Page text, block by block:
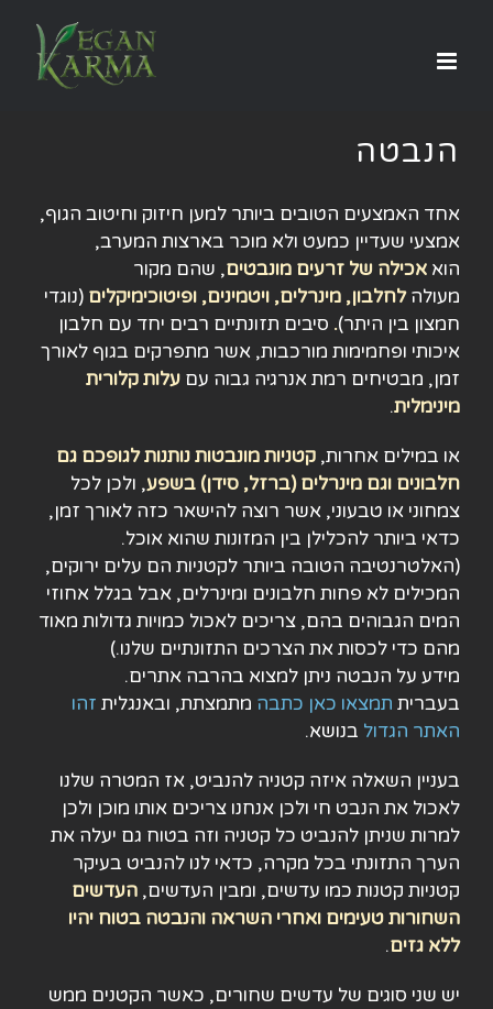
הנבטה
אחד האמצעים הטובים ביותר למען חיזוק וחיטוב הגוף,
אמצעי שעדיין כמעט ולא מוכר בארצות המערב,
הוא אכילה של זרעים מונבטים, שהם מקור
מעולהלחלבון, מינרלים, ויטמינים, ופיטוכימיקלים (נוגדי
חמצון בין היתר). סיבים תזונתיים רבים יחד עם חלבון
איכותי ופחמימות מורכבות, אשר מתפרקים בגוף לאורך
זמן, מבטיחים רמת אנרגיה גבוה עם עלות קלורית
מינימלית.
או במילים אחרות, קטניות מונבטות נותנות לגופכם גם
חלבונים וגם מינרלים (ברזל, סידן) בשפע, ולכן לכל
צמחוני או טבעוני, אשר רוצה להישאר כזה לאורך זמן,
כדאי ביותר להכלילן בין המזונות שהוא אוכל.
(האלטרנטיבה הטובה ביותר לקטניות הם עלים ירוקים,
המכילים לא פחות חלבונים ומינרלים, אבל בגלל אחוזי
המים הגבוהים בהם, צריכים לאכול כמויות גדולות מאוד
מהם כדי לכסות את הצרכים התזונתיים שלנו.)
מידע על הנבטה ניתן למצוא בהרבה אתרים.
בעברית תמצאו כאן כתבה מתמצתת, ובאנגלית זהו
האתר הגדול בנושא.
בעניין השאלה איזה קטניה להנביט, אז המטרה שלנו
לאכול את הנבט חי ולכן אנחנו צריכים אותו מוכן ולכן
למרות שניתן להנביט כל קטניה וזה בטוח גם יעלה את
הערך התזונתי בכל מקרה, כדאי לנו להנביט בעיקר
קטניות קטנות כמו עדשים, ומבין העדשים, העדשים
השחורות טעימים ואחרי השראה והנבטה בטוח יהיו
ללא גזים.
יש שני סוגים של עדשים שחורים, כאשר הקטנים ממש